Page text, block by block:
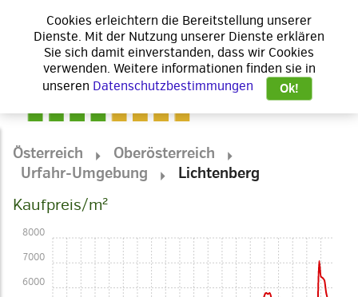
Österreich
Oberösterreich
Urfahr-Umgebung
Lichtenberg
Kaufpreis/m²
6000
7000
8000
Cookies erleichtern die Bereitstellung unserer
Dienste. Mit der Nutzung unserer Dienste erklären
Sie sich damit einverstanden, dass wir Cookies
verwenden. Weitere informationen finden sie in
unseren Datenschutzbestimmungen Ok!